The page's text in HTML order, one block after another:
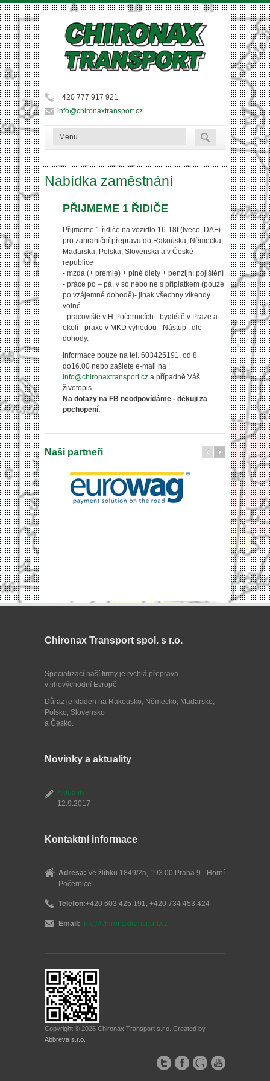
Přejít k hlavnímu obsahu
+420 777 917 921
info@chironaxtransport.cz
Hledat
Nabídka zaměstnání
PŘIJMEME 1 ŘIDIČE
Přijmeme 1 řidiče na vozidlo 16-18t (Iveco, DAF)
pro zahraniční přepravu do Rakouska, Německa,
Maďarska, Polska, Slovenska a v České
republice
- mzda (+ prémie) + plné diety + penzijní pojištění
- práce po – pá, v so nebo ne s příplatkem (pouze
po vzájemné dohodě)- jinak všechny víkendy
volné
- pracoviště v H.Počernicích - bydliště v Praze a
okolí - praxe v MKD výhodou - Nástup : dle
dohody.
Informace pouze na tel. 603425191, od 8
do16.00 nebo zašlete e-mail na :
info@chironaxtransport.cz a případně Váš
životopis.
Na dotazy na FB neodpovídáme - děkuji za
pochopení.
Naši partneři
Chironax Transport spol. s r.o.
Specializací naší firmy je rychlá přeprava
v jihovýchodní Evropě.
Důraz je kladen na Rakousko, Německo, Maďarsko,
Polsko, Slovensko
a Česko.
Novinky a aktuality
Aktuality
12.9.2017
Kontaktní informace
Adresa: Ve žlíbku 1849/2a, 193 00 Praha 9 - Horní
Počernice
Telefon:+420 603 425 191, +420 734 453 424
Email: info@chironaxtransport.cz
Copyright © 2026 Chironax Transport s.r.o. Created by
Abbreva s.r.o.